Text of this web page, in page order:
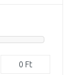
0 Ft